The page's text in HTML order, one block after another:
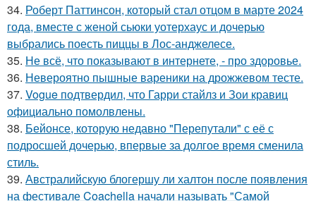
34. Роберт Паттинсон, который стал отцом в марте 2024
года, вместе с женой сьюки уотерхаус и дочерью
выбрались поесть пиццы в Лос-анджелесе.
35. Не всё, что показывают в интернете, - про здоровье.
36. Невероятно пышные вареники на дрожжевом тесте.
37. Vogue подтвердил, что Гарри стайлз и Зои кравиц
официально помолвлены.
38. Бейонсе, которую недавно "Перепутали" с её с
подросшей дочерью, впервые за долгое время сменила
стиль.
39. Австралийскую блогершу ли халтон после появления
на фестивале Coachella начали называть "Самой